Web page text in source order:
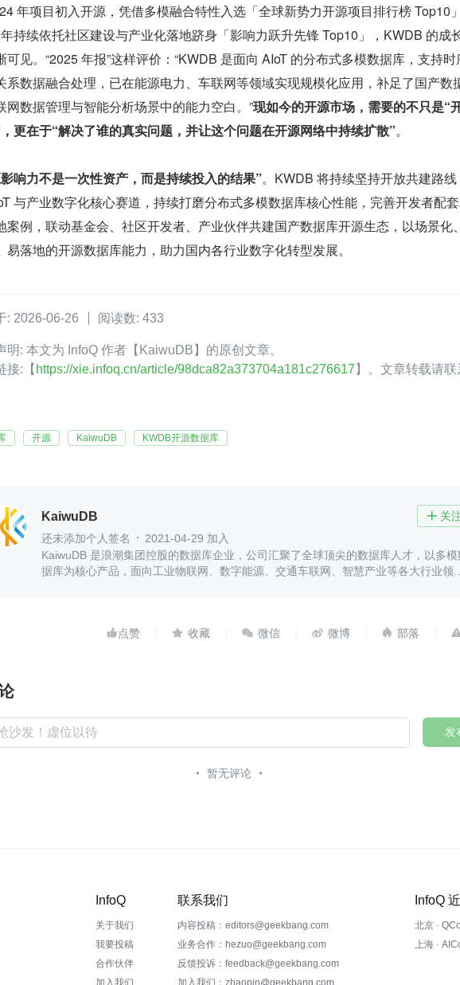
年项目初入开源，凭借多模融合特性入选「全球新势力开源项目排行榜 Top10
持续依托社区建设与产业化落地跻身「影响力跃升先锋 Top10」，KWDB 的成
可见。“2025 年报”这样评价：“KWDB 是面向 AIoT 的分布式多模数据库，支持时
系数据融合处理，已在能源电力、车联网等领域实现规模化应用，补足了国产数
网数据管理与智能分析场景中的能力空白。”现如今的开源市场，需要的不只是“
更在于“解决了谁的真实问题，并让这个问题在开源网络中持续扩散”。
响力不是一次性资产，而是持续投入的结果”。KWDB 将持续坚持开放共建路线
与产业数字化核心赛道，持续打磨分布式多模数据库核心性能，完善开发者配
案例，联动基金会、社区开发者、产业伙伴共建国产数据库开源生态，以场景化
易落地的开源数据库能力，助力国内各行业数字化转型发展。
: 2026-06-26 阅读数: 433
明: 本文为 InfoQ 作者【KaiwuDB】的原创文章。
接:【 https://xie.infoq.cn/article/98dca82a373704a181c276617 】。文章转载请联
开源 KaiwuDB KWDB开源数据库
KaiwuDB  关
还未添加个人签名
2021-04-29 加入
KaiwuDB 是浪潮集团控股的数据库企业，公司汇聚了全球顶尖的数据库人才，以多模
据库为核心产品，面向工业物联网、数字能源、交通车联网、智慧产业等各大行业领
    
发
暂无评论
InfoQ
关于我们
我要投稿
合作伙伴
加入我们
联系我们
内容投稿：editors@geekbang.com
业务合作：hezuo@geekbang.com
反馈投诉：feedback@geekbang.com
加入我们：zhaopin@geekbang.com
InfoQ
北京 ·
上海 ·